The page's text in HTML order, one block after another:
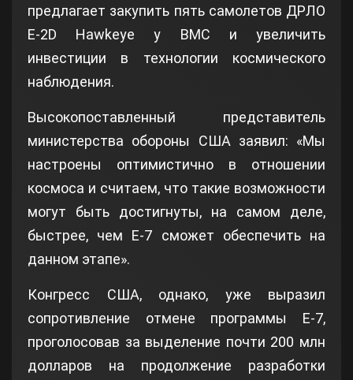
предлагает закупить пять самолетов ДРЛО
E‑2D Hawkeye у ​​ВМС и увеличить
инвестиции в технологии космического
наблюдения.
Высокопоставленный представитель
министерства обороны США заявил: «Мы
настроены оптимистично в отношении
космоса и считаем, что такие возможности
могут быть достигнуты, на самом деле,
быстрее, чем E‑7 сможет обеспечить на
данном этапе».
Конгресс США, однако, уже выразил
сопротивление отмене программы Е-7,
проголосовав за выделение почти 200 млн
долларов на продолжение разработки